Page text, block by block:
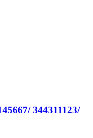
344311123/